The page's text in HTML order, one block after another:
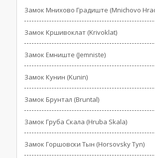
Замок Мнихово Градиште (Mnichovo
Замок Кршивоклат (Krivoklat)
Замок Емниште (Jemniste)
Замок Кунин (Kunin)
Замок Брунтал (Bruntal)
Замок Груба Скала (Hruba Skala)
Замок Горшовски Тын (Horsovsky Tyn)